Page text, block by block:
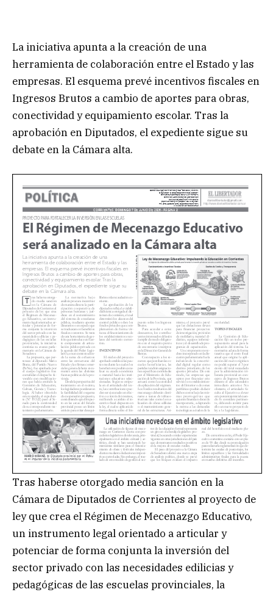
La iniciativa apunta a la creación de una
herramienta de colaboración entre el Estado y las
empresas. El esquema prevé incentivos fiscales en
Ingresos Brutos a cambio de aportes para obras,
conectividad y equipamiento escolar. Tras la
aprobación en Diputados, el expediente sigue su
debate en la Cámara alta.
Tras haberse otorgado media sanción en la
Cámara de Diputados de Corrientes al proyecto de
ley que crea el Régimen de Mecenazgo Educativo,
un instrumento legal orientado a articular y
potenciar de forma conjunta la inversión del
sector privado con las necesidades edilicias y
pedagógicas de las escuelas provinciales, la